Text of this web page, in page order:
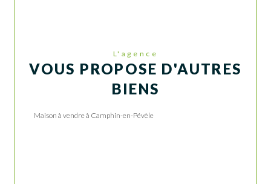
L'agence
VOUS PROPOSE D'AUTRES
BIENS
Maison à vendre à Camphin-en-Pévèle